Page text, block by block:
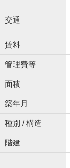
交通
賃料
管理費等
面積
築年月
種別 / 構造
階建